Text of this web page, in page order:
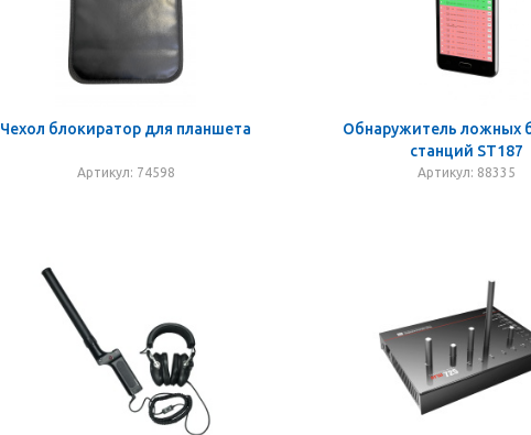
Чехол блокиратор для планшета
Артикул: 74598
Обнаружитель ложных
станций ST187
Артикул: 88335